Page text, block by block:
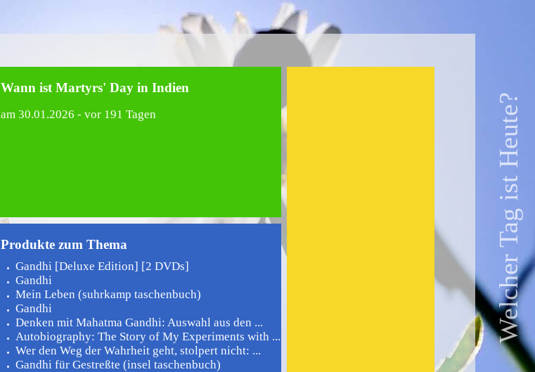
Welcher Tag ist Heute?
Wann ist Martyrs' Day in Indien
am30.01.2026 - vor 191 Tagen
Produkte zum Thema
Gandhi [Deluxe Edition] [2 DVDs]
Gandhi
Mein Leben (suhrkamp taschenbuch)
Gandhi
Denken mit Mahatma Gandhi: Auswahl aus den ...
Autobiography: The Story of My Experiments with ...
Wer den Weg der Wahrheit geht, stolpert nicht: ...
Gandhi für Gestreßte (insel taschenbuch)